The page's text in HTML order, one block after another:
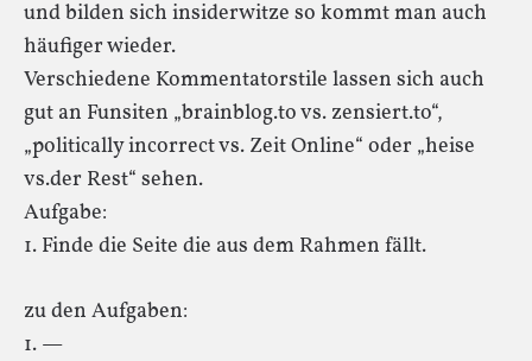
und bilden sich insiderwitze so kommt man auch
häufiger wieder.
Verschiedene Kommentatorstile lassen sich auch
gut an Funsiten „brainblog.to vs. zensiert.to“,
„politically incorrect vs. Zeit Online“ oder „heise
vs.der Rest“ sehen.
Aufgabe:
1. Finde die Seite die aus dem Rahmen fällt.
zu den Aufgaben:
1. —